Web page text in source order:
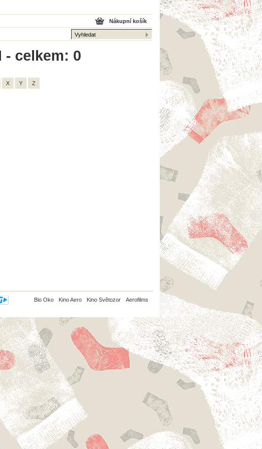
Nákupní košík
- celkem: 0
X Y Z
Bio Oko Kino Aero Kino Světozor Aerofilms